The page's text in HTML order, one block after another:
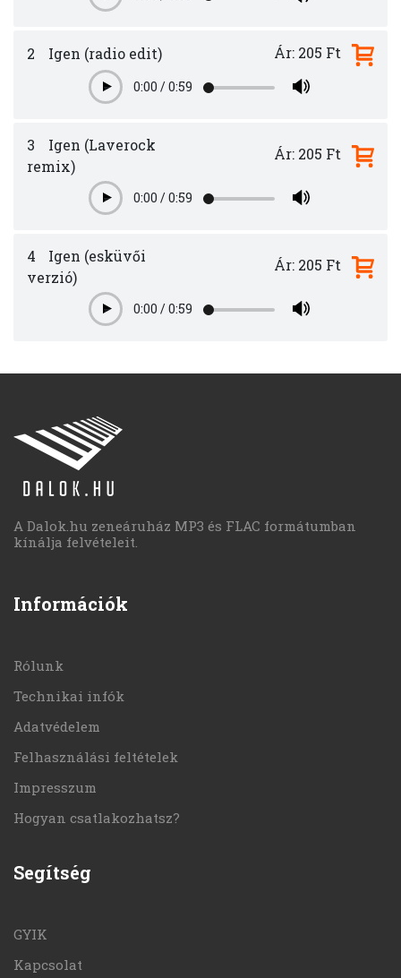
2 Igen (radio edit)
Play0:00 /0:59
Ár: 205 Ft
3
Igen (Laverock
remix)
Play0:00 /0:59
Ár: 205 Ft
4
Igen (esküvői
verzió)
Play0:00 /0:59
Ár: 205 Ft
A Dalok.hu zeneáruház MP3 és FLAC formátumban
kínálja felvételeit.
Információk
Rólunk
Technikai infók
Adatvédelem
Felhasználási feltételek
Impresszum
Hogyan csatlakozhatsz?
Segítség
GYIK
Kapcsolat